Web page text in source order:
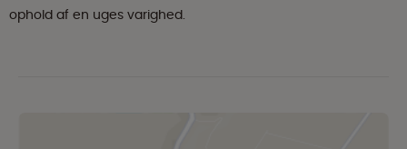
ophold af en uges varighed.